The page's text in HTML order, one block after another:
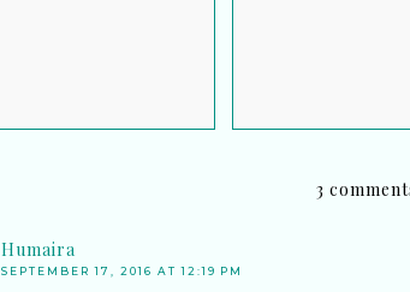
3
Humaira
SEPTEMBER 17, 2016 AT 12:19 PM